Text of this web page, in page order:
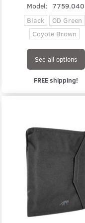
Model: 7759.040
Black
OD Green
Coyote Brown
See all options
FREE shipping!